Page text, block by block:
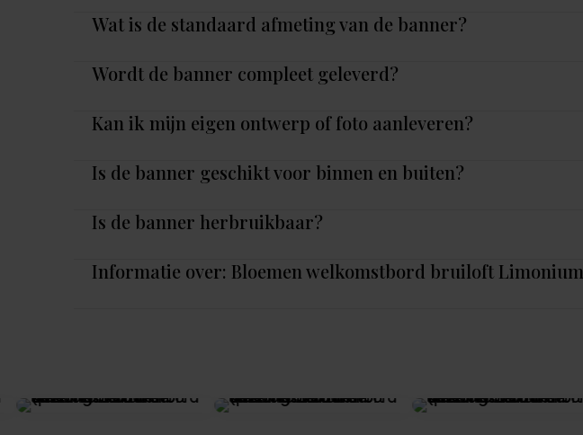
Wat is de standaard afmeting van de banner?
Wordt de banner compleet geleverd?
Kan ik mijn eigen ontwerp of foto aanleveren?
Is de banner geschikt voor binnen en buiten?
Is de banner herbruikbaar?
Informatie over: Bloemen welkomstbord bruiloft Limonium